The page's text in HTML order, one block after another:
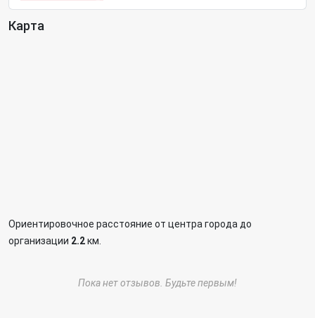
Карта
Ориентировочное расстояние от центра города до
организации 2.2км.
Пока нет отзывов. Будьте первым!